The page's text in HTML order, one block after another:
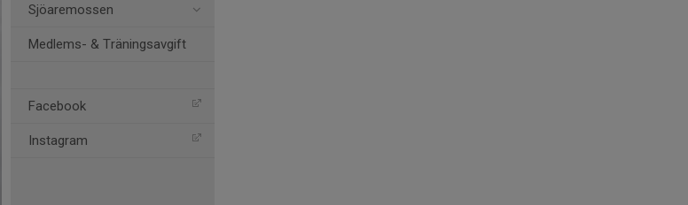
Sjöaremossen
Medlems- & Träningsavgift
Facebook
Instagram